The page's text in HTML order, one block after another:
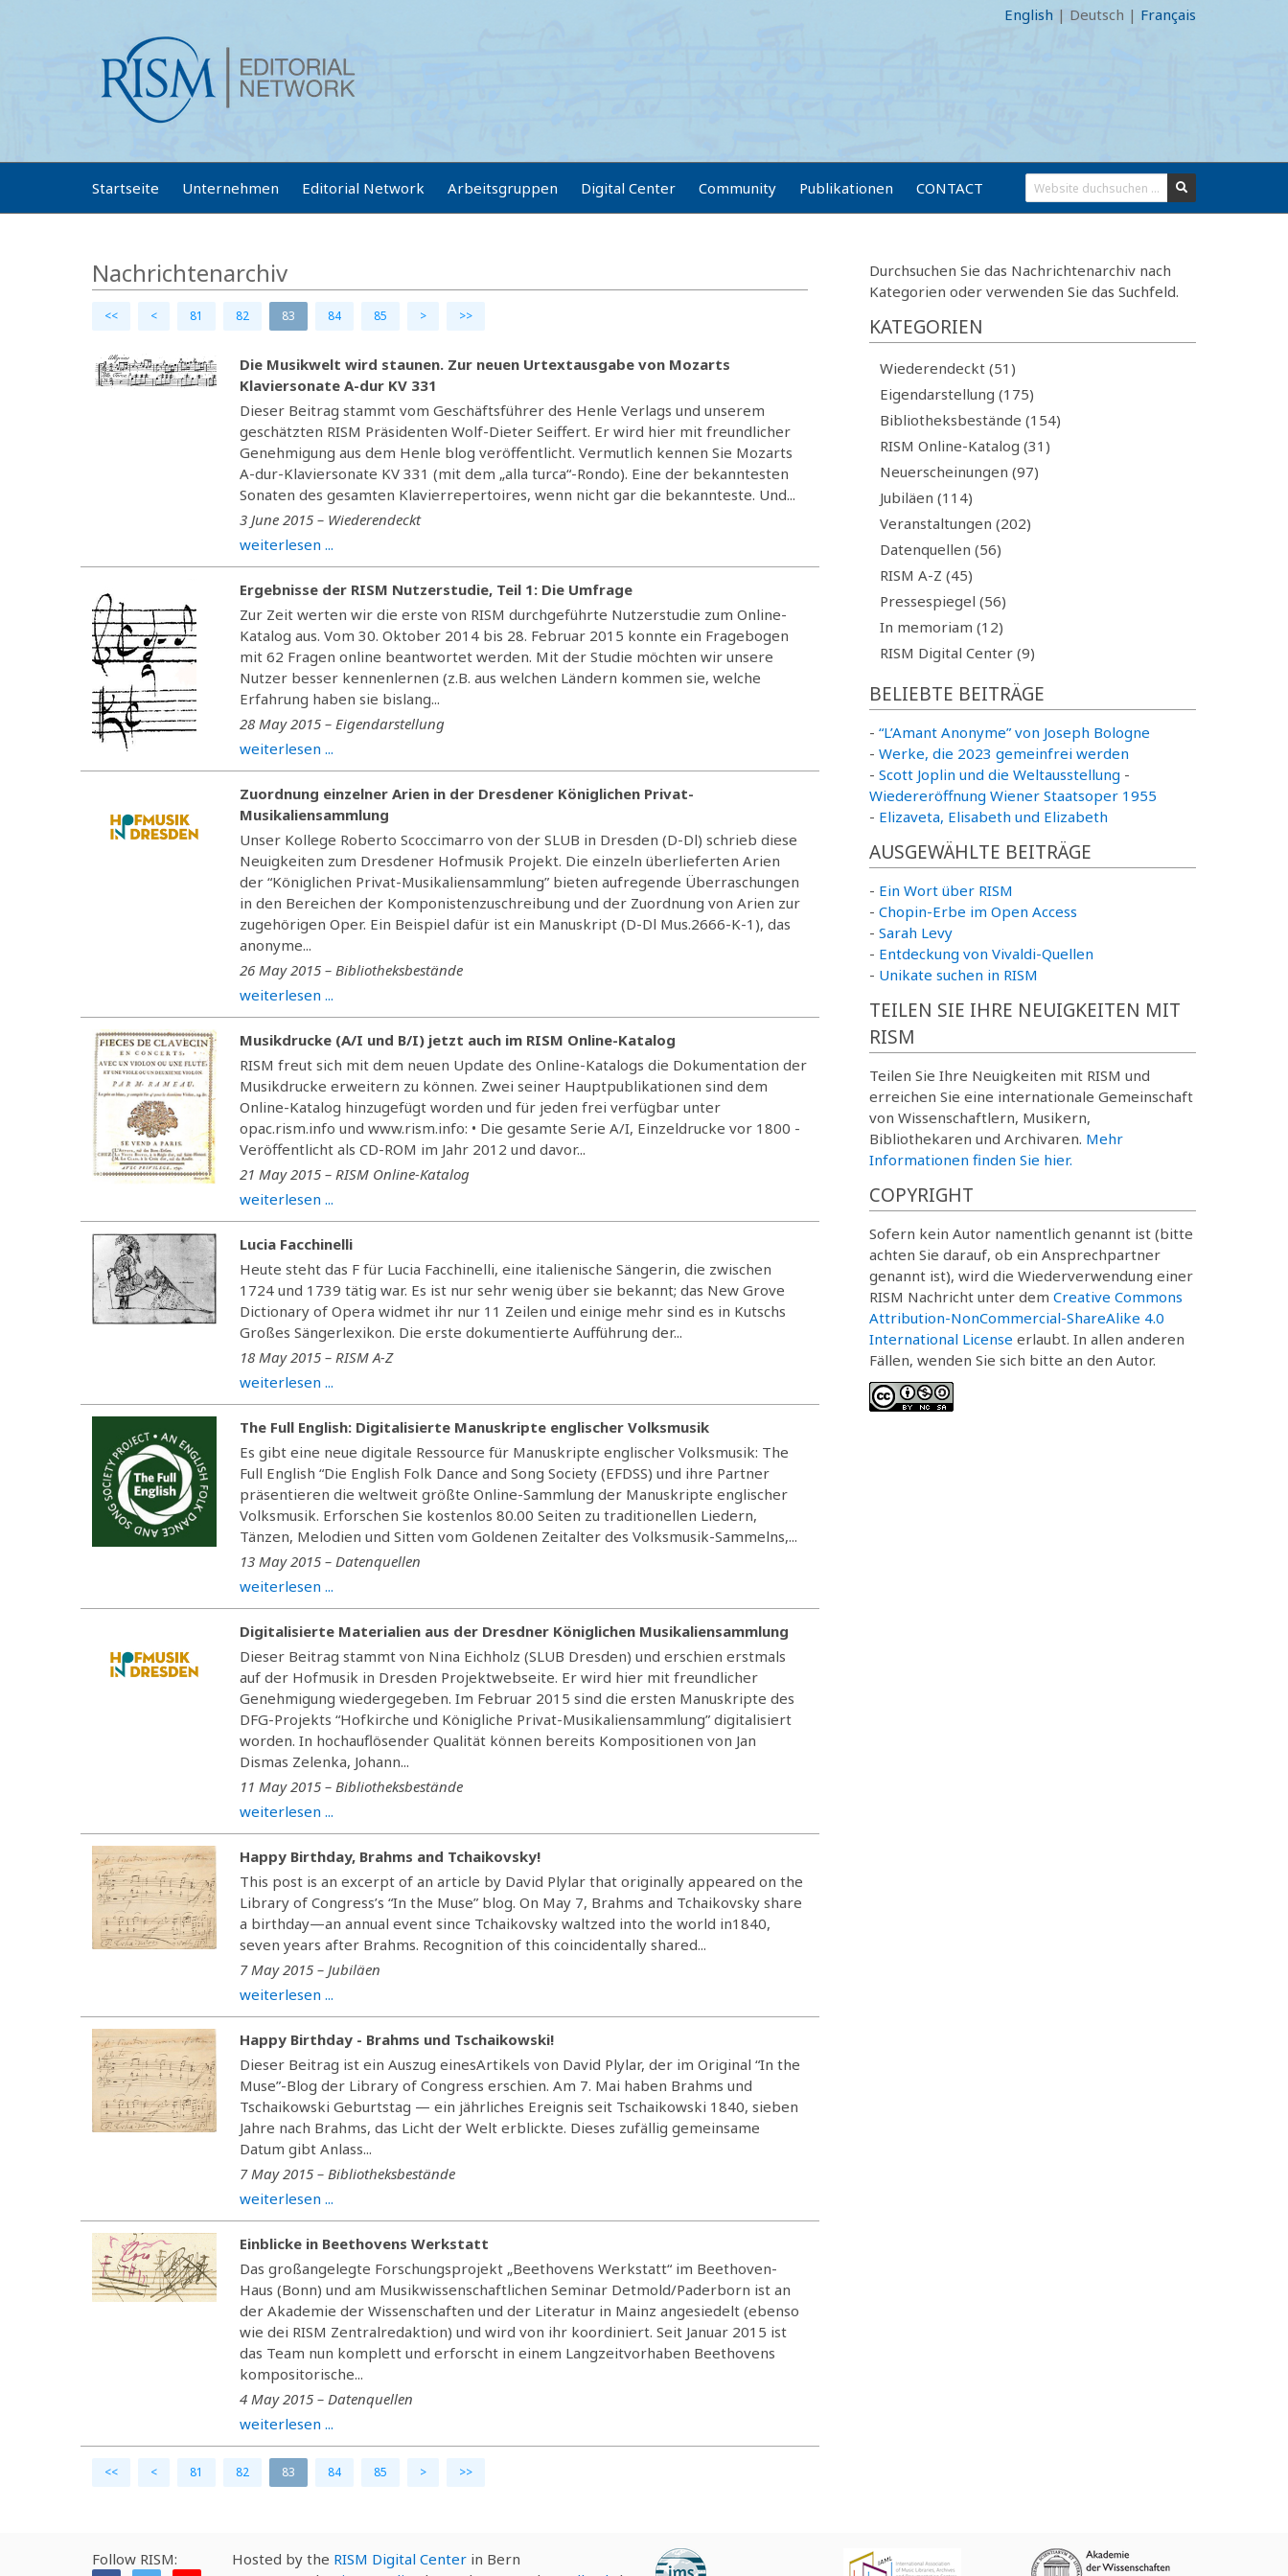
English | Deutsch | Français
Startseite Unternehmen Editorial Network Arbeitsgruppen Digital Center Community Publikationen CONTACT
Nachrichtenarchiv
<< < 81 82 83 84 85 > >>
Die Musikwelt wird staunen. Zur neuen Urtextausgabe von Mozarts
Klaviersonate A-dur KV 331
Dieser Beitrag stammt vom Geschäftsführer des Henle Verlags und unserem
geschätzten RISM Präsidenten Wolf-Dieter Seiffert. Er wird hier mit freundlicher
Genehmigung aus dem Henle blog veröffentlicht. Vermutlich kennen Sie Mozarts
A-dur-Klaviersonate KV 331 (mit dem „alla turca“-Rondo). Eine der bekanntesten
Sonaten des gesamten Klavierrepertoires, wenn nicht gar die bekannteste. Und...
3 June 2015 – Wiederendeckt
weiterlesen ...
Ergebnisse der RISM Nutzerstudie, Teil 1: Die Umfrage
Zur Zeit werten wir die erste von RISM durchgeführte Nutzerstudie zum Online-
Katalog aus. Vom 30. Oktober 2014 bis 28. Februar 2015 konnte ein Fragebogen
mit 62 Fragen online beantwortet werden. Mit der Studie möchten wir unsere
Nutzer besser kennenlernen (z.B. aus welchen Ländern kommen sie, welche
Erfahrung haben sie bislang...
28 May 2015 – Eigendarstellung
weiterlesen ...
Zuordnung einzelner Arien in der Dresdener Königlichen Privat-
Musikaliensammlung
Unser Kollege Roberto Scoccimarro von der SLUB in Dresden (D-Dl) schrieb diese
Neuigkeiten zum Dresdener Hofmusik Projekt. Die einzeln überlieferten Arien
der “Königlichen Privat-Musikaliensammlung” bieten aufregende Überraschungen
in den Bereichen der Komponistenzuschreibung und der Zuordnung von Arien zur
zugehörigen Oper. Ein Beispiel dafür ist ein Manuskript (D-Dl Mus.2666-K-1), das
anonyme...
26 May 2015 – Bibliotheksbestände
weiterlesen ...
Musikdrucke (A/I und B/I) jetzt auch im RISM Online-Katalog
RISM freut sich mit dem neuen Update des Online-Katalogs die Dokumentation der
Musikdrucke erweitern zu können. Zwei seiner Hauptpublikationen sind dem
Online-Katalog hinzugefügt worden und für jeden frei verfügbar unter
opac.rism.info und www.rism.info: • Die gesamte Serie A/I, Einzeldrucke vor 1800 -
Veröffentlicht als CD-ROM im Jahr 2012 und davor...
21 May 2015 – RISM Online-Katalog
weiterlesen ...
Lucia Facchinelli
Heute steht das F für Lucia Facchinelli, eine italienische Sängerin, die zwischen
1724 und 1739 tätig war. Es ist nur sehr wenig über sie bekannt; das New Grove
Dictionary of Opera widmet ihr nur 11 Zeilen und einige mehr sind es in Kutschs
Großes Sängerlexikon. Die erste dokumentierte Aufführung der...
18 May 2015 – RISM A-Z
weiterlesen ...
The Full English: Digitalisierte Manuskripte englischer Volksmusik
Es gibt eine neue digitale Ressource für Manuskripte englischer Volksmusik: The
Full English “Die English Folk Dance and Song Society (EFDSS) und ihre Partner
präsentieren die weltweit größte Online-Sammlung der Manuskripte englischer
Volksmusik. Erforschen Sie kostenlos 80.00 Seiten zu traditionellen Liedern,
Tänzen, Melodien und Sitten vom Goldenen Zeitalter des Volksmusik-Sammelns,...
13 May 2015 – Datenquellen
weiterlesen ...
Digitalisierte Materialien aus der Dresdner Königlichen Musikaliensammlung
Dieser Beitrag stammt von Nina Eichholz (SLUB Dresden) und erschien erstmals
auf der Hofmusik in Dresden Projektwebseite. Er wird hier mit freundlicher
Genehmigung wiedergegeben. Im Februar 2015 sind die ersten Manuskripte des
DFG-Projekts “Hofkirche und Königliche Privat-Musikaliensammlung” digitalisiert
worden. In hochauflösender Qualität können bereits Kompositionen von Jan
Dismas Zelenka, Johann...
11 May 2015 – Bibliotheksbestände
weiterlesen ...
Happy Birthday, Brahms and Tchaikovsky!
This post is an excerpt of an article by David Plylar that originally appeared on the
Library of Congress’s “In the Muse” blog. On May 7, Brahms and Tchaikovsky share
a birthday—an annual event since Tchaikovsky waltzed into the world in1840,
seven years after Brahms. Recognition of this coincidentally shared...
7 May 2015 – Jubiläen
weiterlesen ...
Happy Birthday - Brahms und Tschaikowski!
Dieser Beitrag ist ein Auszug einesArtikels von David Plylar, der im Original “In the
Muse”-Blog der Library of Congress erschien. Am 7. Mai haben Brahms und
Tschaikowski Geburtstag — ein jährliches Ereignis seit Tschaikowski 1840, sieben
Jahre nach Brahms, das Licht der Welt erblickte. Dieses zufällig gemeinsame
Datum gibt Anlass...
7 May 2015 – Bibliotheksbestände
weiterlesen ...
Einblicke in Beethovens Werkstatt
Das großangelegte Forschungsprojekt „Beethovens Werkstatt“ im Beethoven-
Haus (Bonn) und am Musikwissenschaftlichen Seminar Detmold/Paderborn ist an
der Akademie der Wissenschaften und der Literatur in Mainz angesiedelt (ebenso
wie dei RISM Zentralredaktion) und wird von ihr koordiniert. Seit Januar 2015 ist
das Team nun komplett und erforscht in einem Langzeitvorhaben Beethovens
kompositorische...
4 May 2015 – Datenquellen
weiterlesen ...
<< < 81 82 83 84 85 > >>
Durchsuchen Sie das Nachrichtenarchiv nach
Kategorien oder verwenden Sie das Suchfeld.
KATEGORIEN
Wiederendeckt (51)
Eigendarstellung (175)
Bibliotheksbestände (154)
RISM Online-Katalog (31)
Neuerscheinungen (97)
Jubiläen (114)
Veranstaltungen (202)
Datenquellen (56)
RISM A-Z (45)
Pressespiegel (56)
In memoriam (12)
RISM Digital Center (9)
BELIEBTE BEITRÄGE
- “L’Amant Anonyme” von Joseph Bologne
- Werke, die 2023 gemeinfrei werden
- Scott Joplin und die Weltausstellung -
Wiedereröffnung Wiener Staatsoper 1955
- Elizaveta, Elisabeth und Elizabeth
AUSGEWÄHLTE BEITRÄGE
- Ein Wort über RISM
- Chopin-Erbe im Open Access
- Sarah Levy
- Entdeckung von Vivaldi-Quellen
- Unikate suchen in RISM
TEILEN SIE IHRE NEUIGKEITEN MIT
RISM
Teilen Sie Ihre Neuigkeiten mit RISM und
erreichen Sie eine internationale Gemeinschaft
von Wissenschaftlern, Musikern,
Bibliothekaren und Archivaren. Mehr
Informationen finden Sie hier.
COPYRIGHT
Sofern kein Autor namentlich genannt ist (bitte
achten Sie darauf, ob ein Ansprechpartner
genannt ist), wird die Wiederverwendung einer
RISM Nachricht unter dem Creative Commons
Attribution-NonCommercial-ShareAlike 4.0
International License erlaubt. In allen anderen
Fällen, wenden Sie sich bitte an den Autor.
Follow RISM: Hosted by the RISM Digital Center in Bern